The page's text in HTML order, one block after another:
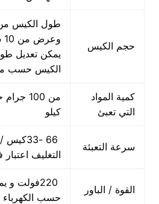
حجم الكيس
يمكن تعديل
الكيس حسب
كمية المواد
التي تعبئ
كيلو
سرعة التعبئة
66 -
التغليف
القوة / الباور
220فولت
حسب الكهرباء المتاحه